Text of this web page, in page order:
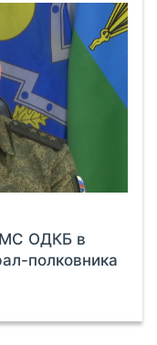
ОДКБ в
полковника